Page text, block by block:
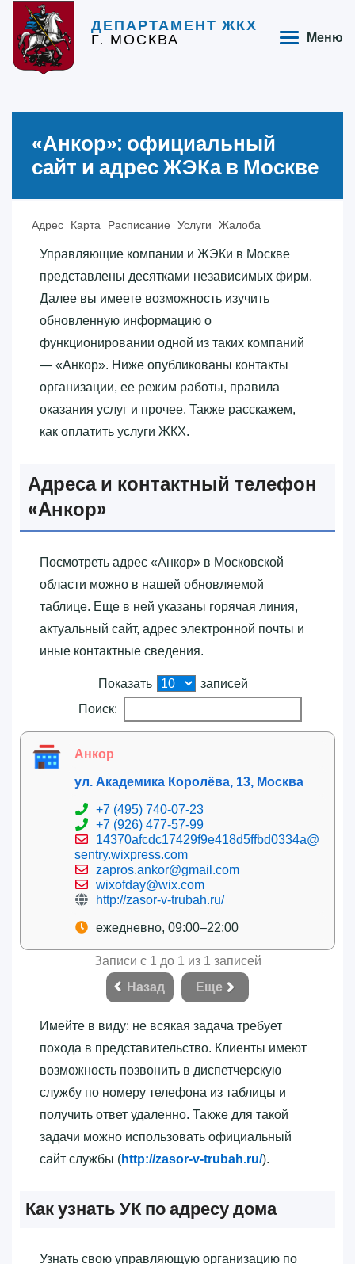
ДЕПАРТАМЕНТ ЖКХ
Г. МОСКВА Меню
«‎Анкор»‎: официальный
сайт и адрес ЖЭКа в Москве
Адрес Карта Расписание Услуги Жалоба
Управляющие компании и ЖЭКи в Москве
представлены десятками независимых фирм.
Далее вы имеете возможность изучить
обновленную информацию о
функционировании одной из таких компаний
— «‎Анкор»‎. Ниже опубликованы контакты
организации, ее режим работы, правила
оказания услуг и прочее. Также расскажем,
как оплатить услуги ЖКХ.
Адреса и контактный телефон
«‎Анкор»‎
Посмотреть адрес «‎Анкор»‎ в Московской
области можно в нашей обновляемой
таблице. Еще в ней указаны горячая линия,
актуальный сайт, адрес электронной почты и
иные контактные сведения.
Показать
записей
Поиск:
Анкор
ул. Академика Королёва, 13, Москва
+7 (495) 740-07-23
+7 (926) 477-57-99
14370afcdc17429f9e418d5ffbd0334a@
sentry.wixpress.com
zapros.ankor@gmail.com
wixofday@wix.com
http://zasor-v-trubah.ru/
ежедневно, 09:00–22:00
Записи с 1 до 1 из 1 записей
Назад
Еще
Имейте в виду: не всякая задача требует
похода в представительство. Клиенты имеют
возможность позвонить в диспетчерскую
службу по номеру телефона из таблицы и
получить ответ удаленно. Также для такой
задачи можно использовать официальный
сайт службы (http://zasor-v-trubah.ru/).
Как узнать УК по адресу дома
Узнать свою управляющую организацию по